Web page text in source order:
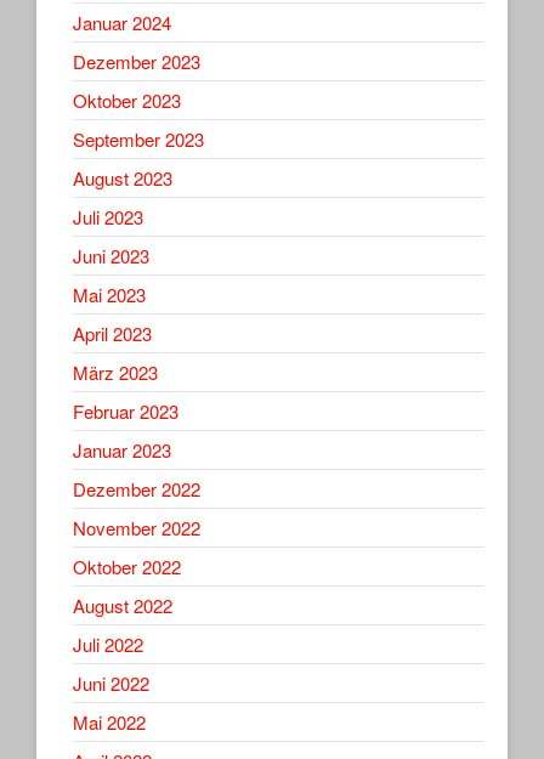
Januar 2024
Dezember 2023
Oktober 2023
September 2023
August 2023
Juli 2023
Juni 2023
Mai 2023
April 2023
März 2023
Februar 2023
Januar 2023
Dezember 2022
November 2022
Oktober 2022
August 2022
Juli 2022
Juni 2022
Mai 2022